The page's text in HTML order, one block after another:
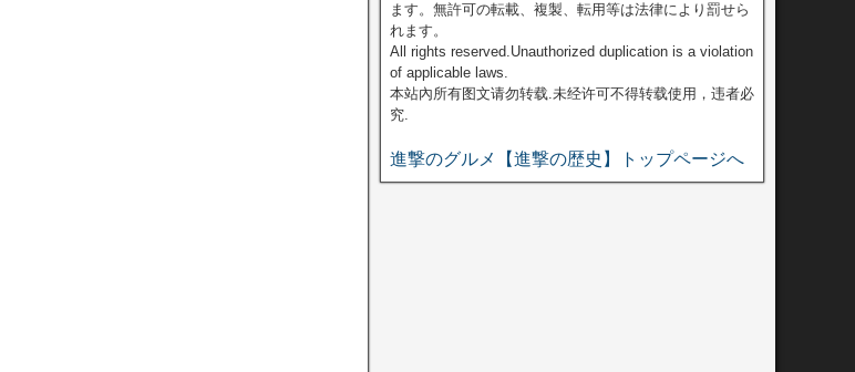
ます。無許可の転載、複製、転用等は法律により罰せら
れます。
All rights reserved.Unauthorized duplication is a violation
of applicable laws.
本站內所有图文请勿转载.未经许可不得转载使用，违者必
究.
進撃のグルメ【進撃の歴史】トップページへ